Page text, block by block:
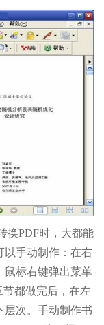
换PDF时，大都能
以手动制作：在右
鼠标右键弹出菜单
都做完后，在左
层次。手动制作书